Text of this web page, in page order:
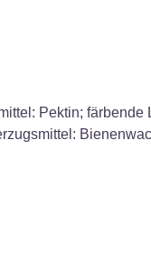
Pektin;